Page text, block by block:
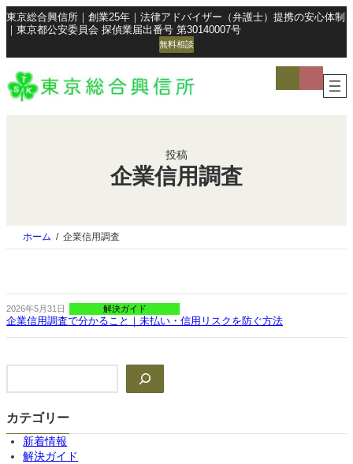
東京総合興信所｜創業25年｜法律アドバイザー（弁護士）提携の安心体制
｜東京都公安委員会 探偵業届出番号 第30140007号
無料相談
コ
コ
投稿
企業信用調査
ホーム 企業信用調査
2026年5月31日 解決ガイド
企業信用調査で分かること｜未払い・信用リスクを防ぐ方法
カテゴリー
新着情報
解決ガイド